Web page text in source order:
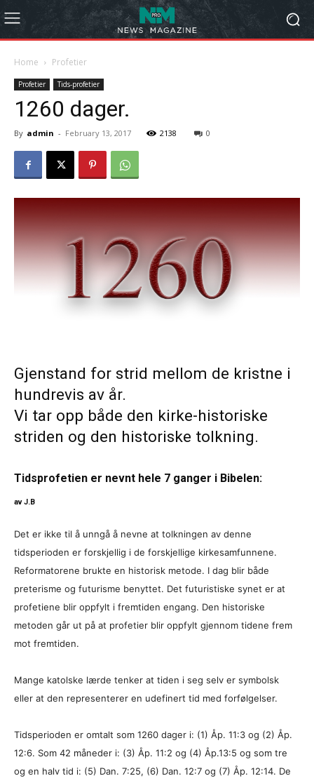
Home Profetier
Profetier Tids-profetier
1260 dager.
By admin - February 13, 2017 2138 0
Gjenstand for strid mellom de kristne i
hundrevis av år.
Vi tar opp både den kirke-historiske
striden og den historiske tolkning.
Tidsprofetien er nevnt hele 7 ganger i Bibelen:
av J.B
Det er ikke til å unngå å nevne at tolkningen av denne
tidsperioden er forskjellig i de forskjellige kirkesamfunnene.
Reformatorene brukte en historisk metode. I dag blir både
preterisme og futurisme benyttet. Det futuristiske synet er at
profetiene blir oppfylt i fremtiden engang. Den historiske
metoden går ut på at profetier blir oppfylt gjennom tidene frem
mot fremtiden.
Mange katolske lærde tenker at tiden i seg selv er symbolsk
eller at den representerer en udefinert tid med forfølgelser.
Tidsperioden er omtalt som 1260 dager i: (1) Åp. 11:3 og (2) Åp.
12:6. Som 42 måneder i: (3) Åp. 11:2 og (4) Åp.13:5 og som tre
og en halv tid i: (5) Dan. 7:25, (6) Dan. 12:7 og (7) Åp. 12:14. De